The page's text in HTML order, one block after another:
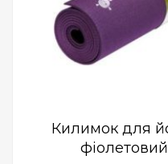
Килимок для
out